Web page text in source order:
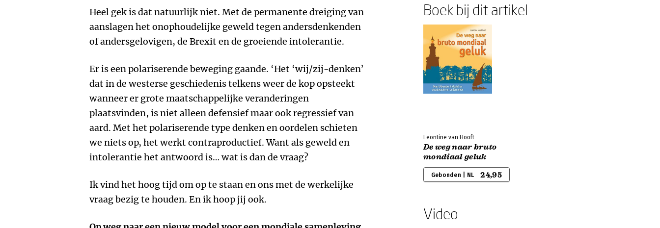
Heel gek is dat natuurlijk niet. Met de permanente dreiging van
aanslagen het onophoudelijke geweld tegen andersdenkenden
of andersgelovigen, de Brexit en de groeiende intolerantie.
Er is een polariserende beweging gaande. ‘Het ‘wij/zij-denken’
dat in de westerse geschiedenis telkens weer de kop opsteekt
wanneer er grote maatschappelijke veranderingen
plaatsvinden, is niet alleen defensief maar ook regressief van
aard. Met het polariserende type denken en oordelen schieten
we niets op, het werkt contraproductief. Want als geweld en
intolerantie het antwoord is… wat is dan de vraag?
Ik vind het hoog tijd om op te staan en ons met de werkelijke
vraag bezig te houden. En ik hoop jij ook.
Boek bij dit artikel
Leontine van Hooft
De weg naar bruto
mondiaal geluk
Gebonden | NL 24,95
Video